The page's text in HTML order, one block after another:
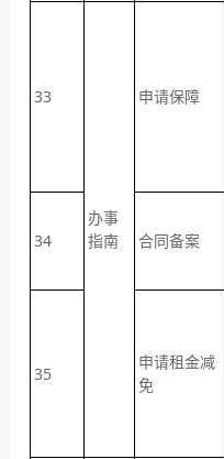
33
办事
指南
申请保障
34 合同备案
35
申请租金减
免